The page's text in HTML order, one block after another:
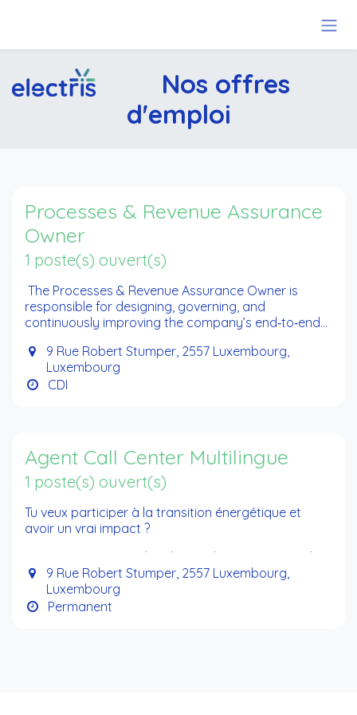
Nos offres
d'emploi
Processes & Revenue Assurance
Owner
1 poste(s) ouvert(s)
The Processes & Revenue Assurance Owner is
responsible for designing, governing, and
continuously improving the company’s end‑to‑end
integrity (ensuring completeness/accuracy of
revenue streams) across the value chain.
9 Rue Robert Stumper, 2557 Luxembourg,
Luxembourg
CDI
Agent Call Center Multilingue
1 poste(s) ouvert(s)
Tu veux participer à la transition énergétique et
avoir un vrai impact ?
Tu es passionné par la relation client, motivé par les
défis, et prêt à évoluer dans un secteur en pleine
effervescence ?
Alors… cette offre est pour toi !
9 Rue Robert Stumper, 2557 Luxembourg,
Luxembourg
Permanent